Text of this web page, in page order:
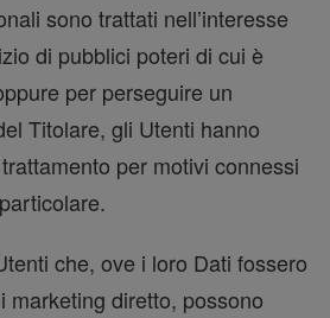
sono trattati nell’interesse
di pubblici poteri di cui è
per perseguire un
Titolare, gli Utenti hanno
per motivi connessi
che, ove i loro Dati fossero
marketing diretto, possono